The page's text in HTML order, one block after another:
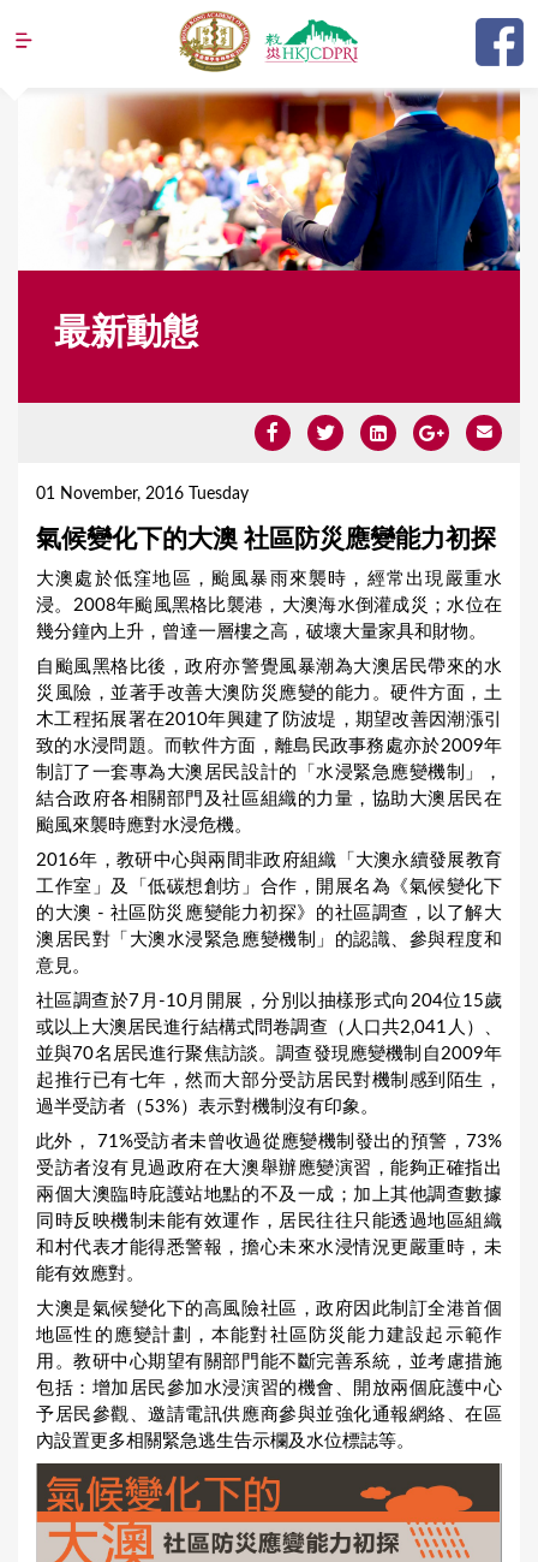
Jump to navigation
最新動態
01 November, 2016 Tuesday
氣候變化下的大澳 社區防災應變能力初探
大澳處於低窪地區，颱風暴雨來襲時，經常出現嚴重水
浸。2008年颱風黑格比襲港，大澳海水倒灌成災；水位在
幾分鐘內上升，曾達一層樓之高，破壞大量家具和財物。
自颱風黑格比後，政府亦警覺風暴潮為大澳居民帶來的水
災風險，並著手改善大澳防災應變的能力。硬件方面，土
木工程拓展署在2010年興建了防波堤，期望改善因潮漲引
致的水浸問題。而軟件方面，離島民政事務處亦於2009年
制訂了一套專為大澳居民設計的「水浸緊急應變機制」，
結合政府各相關部門及社區組織的力量，協助大澳居民在
颱風來襲時應對水浸危機。
2016年，教研中心與兩間非政府組織「大澳永續發展教育
工作室」及「低碳想創坊」合作，開展名為《氣候變化下
的大澳 - 社區防災應變能力初探》的社區調查，以了解大
澳居民對「大澳水浸緊急應變機制」的認識、參與程度和
意見。
社區調查於7月-10月開展，分別以抽樣形式向204位15歲
或以上大澳居民進行結構式問卷調查（人口共2,041人）、
並與70名居民進行聚焦訪談。調查發現應變機制自2009年
起推行已有七年，然而大部分受訪居民對機制感到陌生，
過半受訪者（53%）表示對機制沒有印象。
此外， 71%受訪者未曾收過從應變機制發出的預警，73%
受訪者沒有見過政府在大澳舉辦應變演習，能夠正確指出
兩個大澳臨時庇護站地點的不及一成；加上其他調查數據
同時反映機制未能有效運作，居民往往只能透過地區組織
和村代表才能得悉警報，擔心未來水浸情況更嚴重時，未
能有效應對。
大澳是氣候變化下的高風險社區，政府因此制訂全港首個
地區性的應變計劃，本能對社區防災能力建設起示範作
用。教研中心期望有關部門能不斷完善系統，並考慮措施
包括：增加居民參加水浸演習的機會、開放兩個庇護中心
予居民參觀、邀請電訊供應商參與並強化通報網絡、在區
內設置更多相關緊急逃生告示欄及水位標誌等。